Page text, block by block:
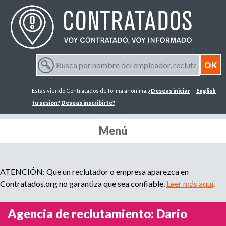
u
l
B
u
c
a
p
m
b
e
d
English
Estás viendo Contratados de forma anónima. ¿Deseas iniciar
tu sesión? Deseas inscribirte?
ATENCIÓN: Que un reclutador o empresa aparezca en
Contratados.org no garantiza que sea confiable. Leer más aquí.
Agencia de reclutamiento: Dario
Menú